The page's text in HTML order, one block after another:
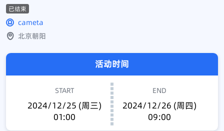
已结束
cameta
北京朝阳
活动时间
START
2024/12/25 (周三)
01:00
END
2024/12/26 (周四)
09:00